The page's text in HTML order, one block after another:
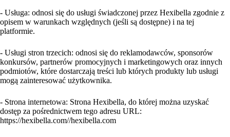
- Usługa: odnosi się do usługi świadczonej przez Hexibella zgodnie z
opisem w warunkach względnych (jeśli są dostępne) i na tej
platformie.
- Usługi stron trzecich: odnosi się do reklamodawców, sponsorów
konkursów, partnerów promocyjnych i marketingowych oraz innych
podmiotów, które dostarczają treści lub których produkty lub usługi
mogą zainteresować użytkownika.
- Strona internetowa: Strona Hexibella, do której można uzyskać
dostęp za pośrednictwem tego adresu URL:
https://hexibella.com//hexibella.com